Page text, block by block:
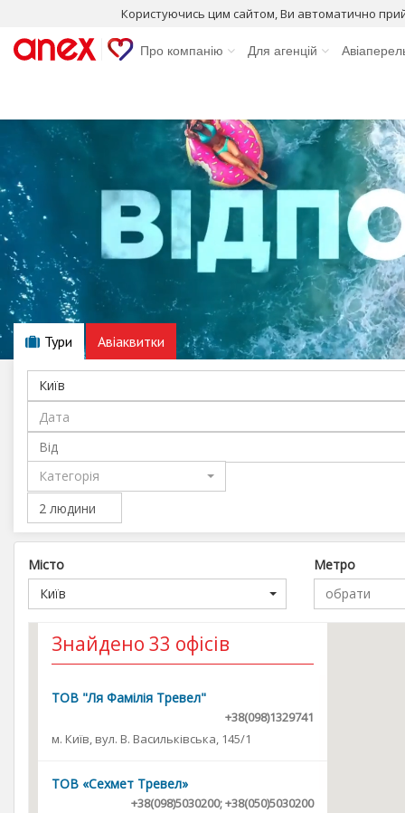
Користуючись цим сайтом, Ви автоматично
Про компанію Для агенцій
Тури Авіаквитки
Київ
Від
Категорія
Місто
Київ
Метро
обрати
Знайдено 33 офісів
ТОВ "Ля Фамілія Тревел"
+38(098)1329741
м. Київ, вул. В. Васильківська, 145/1
ТОВ «Сехмет Тревел»
+38(098)5030200; +38(050)5030200